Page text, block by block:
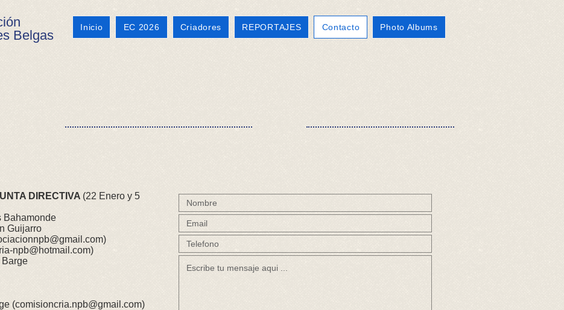
Belgas
Inicio EC 2026 Criadores REPORTAJES Contacto Photo Albums
DIRECTIVA (22 Enero y 5
Bahamonde
Guijarro
)
npb@hotmail.com)
Barge
(comisioncria.npb@gmail.com)